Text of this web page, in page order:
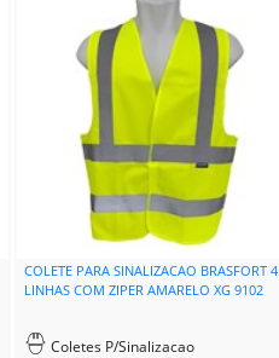
COLETE PARA SINALIZACAO BRASFORT 4
LINHAS COM ZIPER AMARELO XG 9102
Coletes P/Sinalizacao